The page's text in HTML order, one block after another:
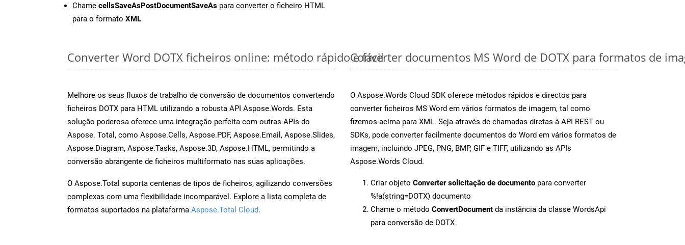
Chame cellsSaveAsPostDocumentSaveAs para converter o ficheiro HTML
para o formato XML
Converter Word DOTX ficheiros online: método rápido e fácil
Melhore os seus fluxos de trabalho de conversão de documentos convertendo
ficheiros DOTX para HTML utilizando a robusta API Aspose.Words. Esta
solução poderosa oferece uma integração perfeita com outras APIs do
Aspose. Total, como Aspose.Cells, Aspose.PDF, Aspose.Email, Aspose.Slides,
Aspose.Diagram, Aspose.Tasks, Aspose.3D, Aspose.HTML, permitindo a
conversão abrangente de ficheiros multiformato nas suas aplicações.
O Aspose.Total suporta centenas de tipos de ficheiros, agilizando conversões
complexas com uma flexibilidade incomparável. Explore a lista completa de
formatos suportados na plataforma Aspose.Total Cloud.
Converter documentos MS Word de DOTX para formatos de
O Aspose.Words Cloud SDK oferece métodos rápidos e directos para
converter ficheiros MS Word em vários formatos de imagem, tal como
fizemos acima para XML. Seja através de chamadas diretas à API REST ou
SDKs, pode converter facilmente documentos do Word em vários formatos de
imagem, incluindo JPEG, PNG, BMP, GIF e TIFF, utilizando as APIs
Aspose.Words Cloud.
Criar objeto Converter solicitação de documento para converter
%!a(string=DOTX) documento
Chame o método ConvertDocument da instância da classe WordsApi
para conversão de DOTX